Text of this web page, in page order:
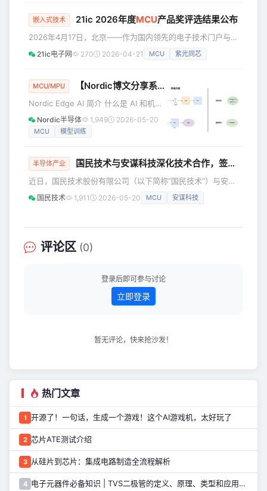
技术授权订阅许可协
以通过学习用户的居住习惯并结合天气状况自动调节温度，从
先进的技术突破，竟然来自一款儿童玩具。 1978 年，TI
嵌入式技术 21ic 2026年度MCU产品奖评选结果公布
2026年4月17日，北京——作为国内领先的电子技术门户与工
程师社区，21ic电子网今日正式公布“21ic 2026年度MCU产
底层技术演进与应用长板，划分为多个专业赛道，旨在为广大
设计工程师提供权威、实用的选型参考。 本次评选严格考察
产品的量化参数（如主频、功耗、环路延迟、采样精度等
21ic电子网 270 2026-04-21 MCU 紫光同芯
MCU/MPU 【Nordic博文分享系列】CPU也能跑AI？Nordic
Nordic Edge AI 简介 什么是 AI 和机器
学习？ AI（人工智能） 是一个很大的概
念，泛指让计算机完成需要人类智能才
的核心思想是：不给计算机编写明确的
律。 以手势识别为例： 传统方法：工程
师手动设计规则，例如"当 X 轴速度先增
Nordic半导体 1,949 2026-05-20
MCU 模型训练
半导体产业 国民技术与安谋科技深化技术合作，签署Arm Total Access授权，加速AI时代
近日，国民技术股份有限公司（以下简称“国民技术”）与安谋
科技（中国）有限公司（以下简称“安谋科技”）共同宣布，双
方签署了一项为期多年的Arm® Total Access技术授权订阅许
先的计算技术资源，协力加速本土芯片技术在AI浪潮下的创新
跃迁。 国民技术CTO Linus Kerk表示：
国民技术 1,911 2026-05-20 MCU 安谋科技
评论区 (0)
登录后即可参与讨论
立即登录
暂无评论，快来抢沙发！
热门文章
1 开源了！一句话，生成一个游戏！这个AI游戏机，太好玩了
2 芯片ATE测试介绍
3 从硅片到芯片：集成电路制造全流程解析
4 电子元器件必备知识 | TVS二极管的定义、原理、类型和应用优势